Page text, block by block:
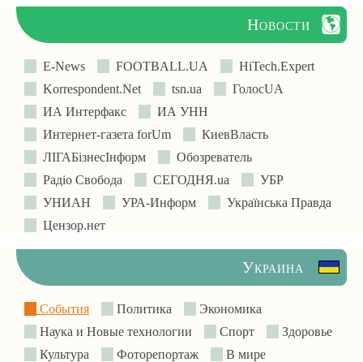
Новости
E-News FOOTBALL.UA
HiTech.Expert
Korrespondent.Net
tsn.ua
ГолосUA
ИА Интерфакс
ИА УНН
Интернет-газета forUm
КиевВласть
ЛIГАБiзнесIнформ
Обозреватель
Радіо Свобода
СЕГОДНЯ.ua
УБР
УНИАН
УРА-Информ
Українська Правда
Цензор.нет
Украина
События Политика
Экономика
Наука и Новые технологии
Спорт
Здоровье
Культура
Фоторепортаж
В мире